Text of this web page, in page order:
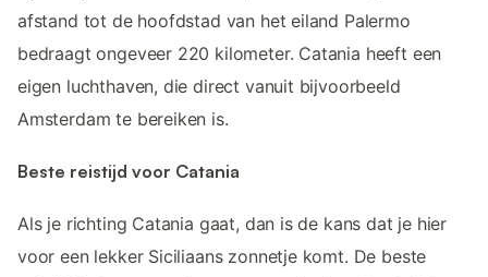
afstand tot de hoofdstad van het eiland Palermo
bedraagt ongeveer 220 kilometer. Catania heeft een
eigen luchthaven, die direct vanuit bijvoorbeeld
Amsterdam te bereiken is.
Beste reistijd voor Catania
Als je richting Catania gaat, dan is de kans dat je hier
voor een lekker Siciliaans zonnetje komt. De beste